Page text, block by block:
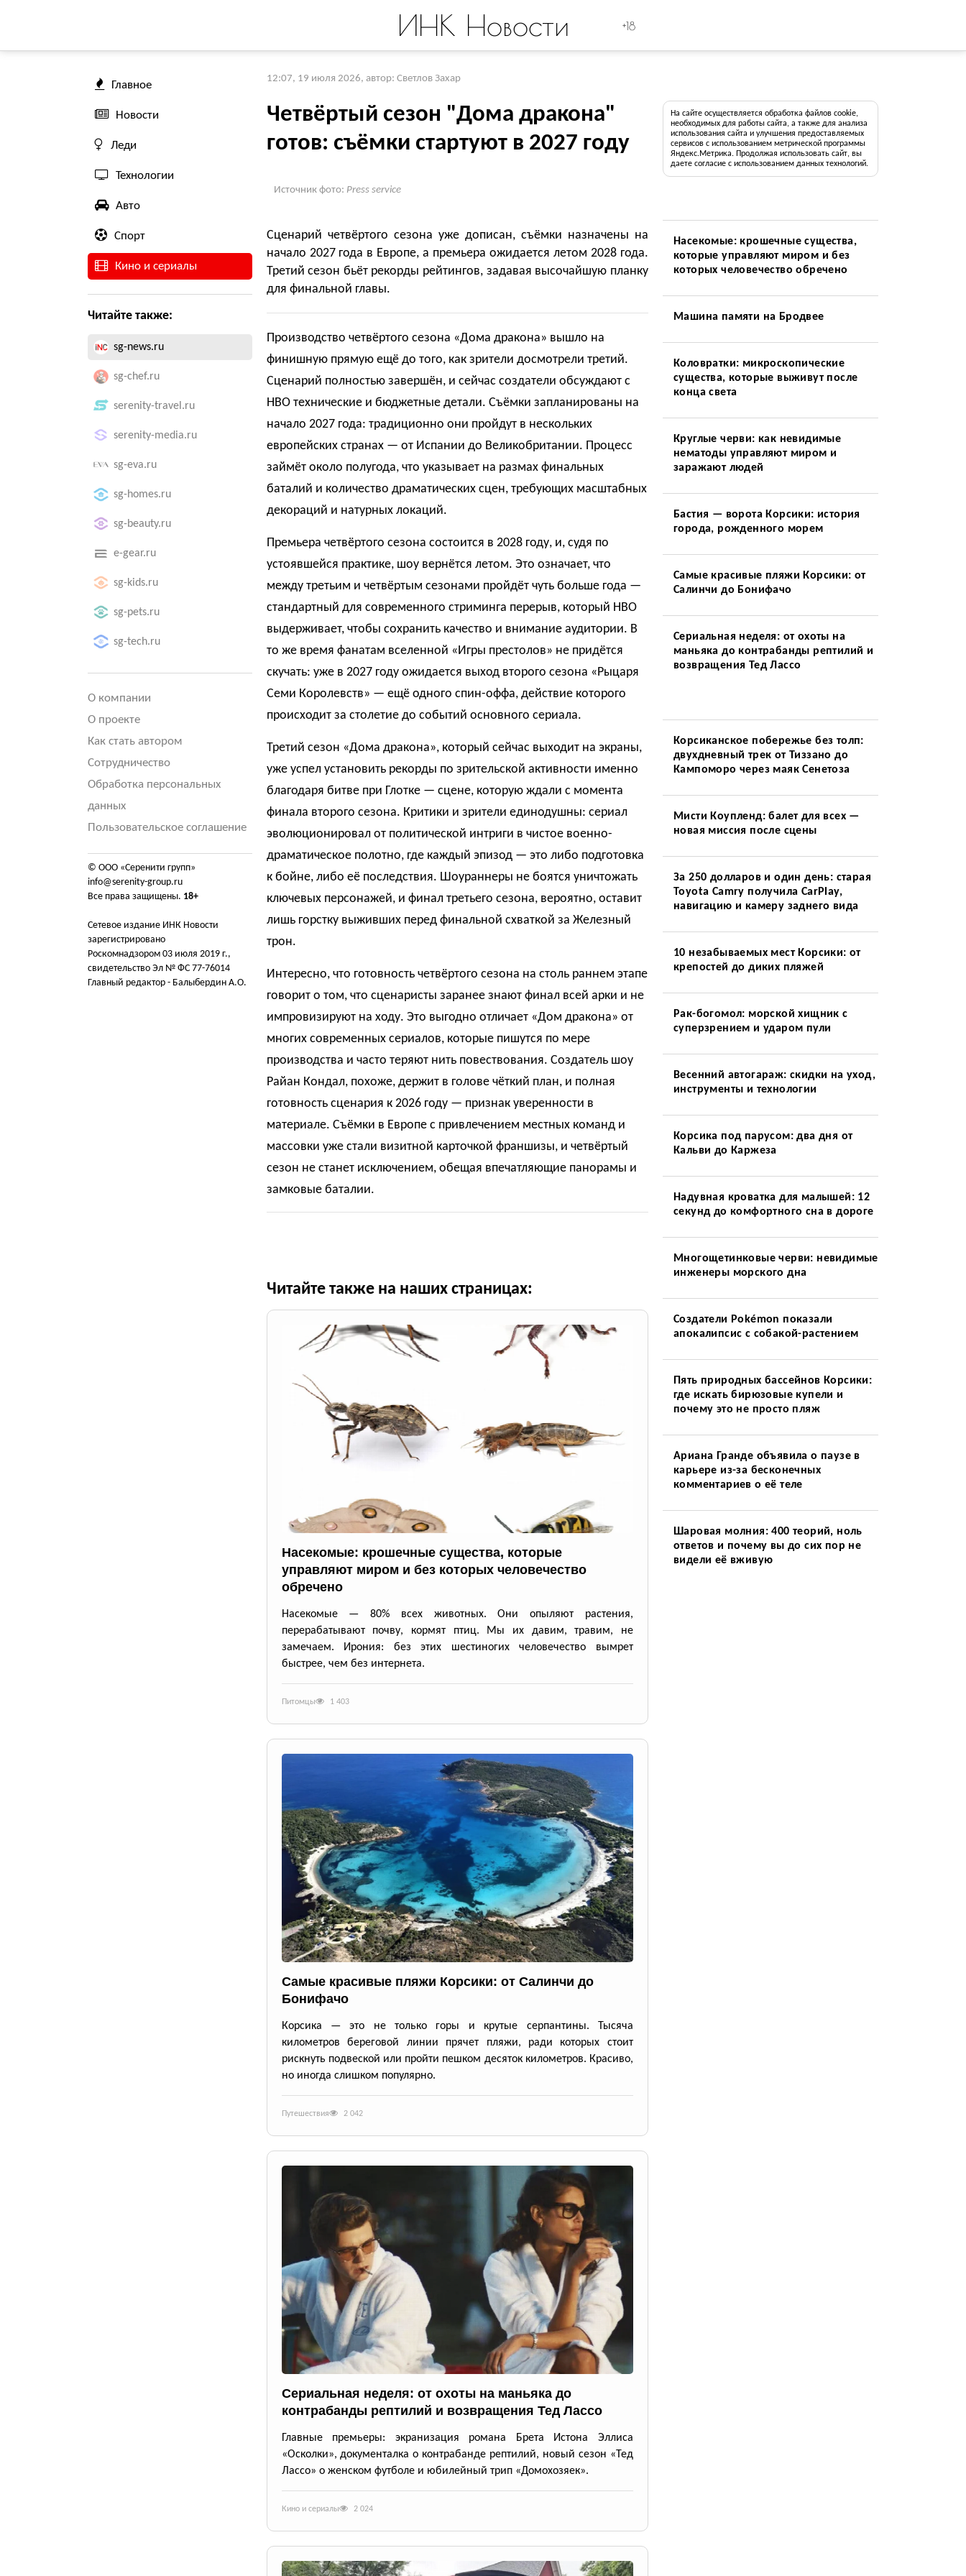
ИНК Новости +18
Главное
Новости
Леди
Технологии
Авто
Спорт
Кино и сериалы
Читайте также:
sg-news.ru
sg-chef.ru
serenity-travel.ru
serenity-media.ru
sg-eva.ru
sg-homes.ru
sg-beauty.ru
e-gear.ru
sg-kids.ru
sg-pets.ru
sg-tech.ru
О компании
О проекте
Как стать автором
Сотрудничество
Обработка персональных
данных
Пользовательское соглашение
© ООО «Серенити групп»
info@serenity-group.ru
Все права защищены. 18+
Сетевое издание ИНК Новости
зарегистрировано
Роскомнадзором 03 июля 2019 г.,
свидетельство Эл № ФС 77-76014
Главный редактор - Балыбердин А.О.
12:07, 19 июля 2026, автор: Светлов Захар
Четвёртый сезон "Дома дракона"
готов: съёмки стартуют в 2027 году
Источник фото: Press service
Сценарий четвёртого сезона уже дописан, съёмки назначены на
начало 2027 года в Европе, а премьера ожидается летом 2028 года.
Третий сезон бьёт рекорды рейтингов, задавая высочайшую планку
для финальной главы.
Производство четвёртого сезона «Дома дракона» вышло на
финишную прямую ещё до того, как зрители досмотрели третий.
Сценарий полностью завершён, и сейчас создатели обсуждают с
HBO технические и бюджетные детали. Съёмки запланированы на
начало 2027 года: традиционно они пройдут в нескольких
европейских странах — от Испании до Великобритании. Процесс
займёт около полугода, что указывает на размах финальных
баталий и количество драматических сцен, требующих масштабных
декораций и натурных локаций.
Премьера четвёртого сезона состоится в 2028 году, и, судя по
устоявшейся практике, шоу вернётся летом. Это означает, что
между третьим и четвёртым сезонами пройдёт чуть больше года —
стандартный для современного стриминга перерыв, который HBO
выдерживает, чтобы сохранить качество и внимание аудитории. В
то же время фанатам вселенной «Игры престолов» не придётся
скучать: уже в 2027 году ожидается выход второго сезона «Рыцаря
Семи Королевств» — ещё одного спин-оффа, действие которого
происходит за столетие до событий основного сериала.
Третий сезон «Дома дракона», который сейчас выходит на экраны,
уже успел установить рекорды по зрительской активности именно
благодаря битве при Глотке — сцене, которую ждали с момента
финала второго сезона. Критики и зрители единодушны: сериал
эволюционировал от политической интриги в чистое военно-
драматическое полотно, где каждый эпизод — это либо подготовка
к бойне, либо её последствия. Шоураннеры не боятся уничтожать
ключевых персонажей, и финал третьего сезона, вероятно, оставит
лишь горстку выживших перед финальной схваткой за Железный
трон.
Интересно, что готовность четвёртого сезона на столь раннем этапе
говорит о том, что сценаристы заранее знают финал всей арки и не
импровизируют на ходу. Это выгодно отличает «Дом дракона» от
многих современных сериалов, которые пишутся по мере
производства и часто теряют нить повествования. Создатель шоу
Райан Кондал, похоже, держит в голове чёткий план, и полная
готовность сценария к 2026 году — признак уверенности в
материале. Съёмки в Европе с привлечением местных команд и
массовки уже стали визитной карточкой франшизы, и четвёртый
сезон не станет исключением, обещая впечатляющие панорамы и
замковые баталии.
Читайте также на наших страницах:
Насекомые: крошечные существа, которые
управляют миром и без которых человечество
обречено
Насекомые — 80% всех животных. Они опыляют растения,
перерабатывают почву, кормят птиц. Мы их давим, травим, не
замечаем. Ирония: без этих шестиногих человечество вымрет
быстрее, чем без интернета.
Питомцы 1 403
Самые красивые пляжи Корсики: от Салинчи до
Бонифачо
Корсика — это не только горы и крутые серпантины. Тысяча
километров береговой линии прячет пляжи, ради которых стоит
рискнуть подвеской или пройти пешком десяток километров. Красиво,
но иногда слишком популярно.
Путешествия 2 042
Сериальная неделя: от охоты на маньяка до
контрабанды рептилий и возвращения Тед Лассо
Главные премьеры: экранизация романа Брета Истона Эллиса
«Осколки», документалка о контрабанде рептилий, новый сезон «Тед
Лассо» о женском футболе и юбилейный трип «Домохозяек».
Кино и сериалы 2 024
На сайте осуществляется обработка файлов cookie,
необходимых для работы сайта, а также для анализа
использования сайта и улучшения предоставляемых
сервисов с использованием метрической программы
Яндекс.Метрика. Продолжая использовать сайт, вы
даете согласие с использованием данных технологий.
Насекомые: крошечные существа,
которые управляют миром и без
которых человечество обречено
Машина памяти на Бродвее
Коловратки: микроскопические
существа, которые выживут после
конца света
Круглые черви: как невидимые
нематоды управляют миром и
заражают людей
Бастия — ворота Корсики: история
города, рожденного морем
Самые красивые пляжи Корсики: от
Салинчи до Бонифачо
Сериальная неделя: от охоты на
маньяка до контрабанды рептилий и
возвращения Тед Лассо
Корсиканское побережье без толп:
двухдневный трек от Тиззано до
Кампоморо через маяк Сенетоза
Мисти Коупленд: балет для всех —
новая миссия после сцены
За 250 долларов и один день: старая
Toyota Camry получила CarPlay,
навигацию и камеру заднего вида
10 незабываемых мест Корсики: от
крепостей до диких пляжей
Рак-богомол: морской хищник с
суперзрением и ударом пули
Весенний автогараж: скидки на уход,
инструменты и технологии
Корсика под парусом: два дня от
Кальви до Каржеза
Надувная кроватка для малышей: 12
секунд до комфортного сна в дороге
Многощетинковые черви: невидимые
инженеры морского дна
Создатели Pokémon показали
апокалипсис с собакой-растением
Пять природных бассейнов Корсики:
где искать бирюзовые купели и
почему это не просто пляж
Ариана Гранде объявила о паузе в
карьере из-за бесконечных
комментариев о её теле
Шаровая молния: 400 теорий, ноль
ответов и почему вы до сих пор не
видели её вживую